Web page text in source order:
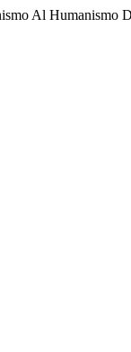
Al Humanismo